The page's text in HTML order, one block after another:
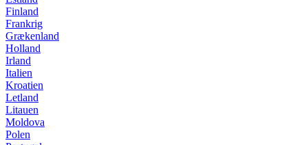
Finland
Frankrig
Grækenland
Holland
Irland
Italien
Kroatien
Letland
Litauen
Moldova
Polen